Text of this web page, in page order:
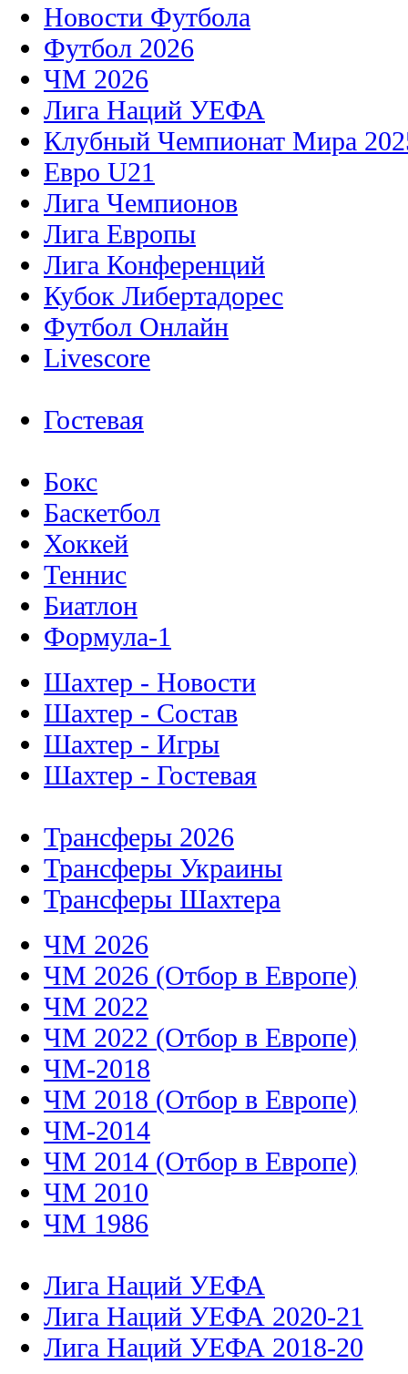
Новости Футбола
Футбол 2026
ЧМ 2026
Лига Наций УЕФА
Клубный Чемпионат Мира
Евро U21
Лига Чемпионов
Лига Европы
Лига Конференций
Кубок Либертадорес
Футбол Онлайн
Livescore
Гостевая
Бокс
Баскетбол
Хоккей
Теннис
Биатлон
Формула-1
Шахтер - Новости
Шахтер - Состав
Шахтер - Игры
Шахтер - Гостевая
Трансферы 2026
Трансферы Украины
Трансферы Шахтера
ЧМ 2026
ЧМ 2026 (Отбор в Европе)
ЧМ 2022
ЧМ 2022 (Отбор в Европе)
ЧМ-2018
ЧМ 2018 (Отбор в Европе)
ЧМ-2014
ЧМ 2014 (Отбор в Европе)
ЧМ 2010
ЧМ 1986
Лига Наций УЕФА
Лига Наций УЕФА 2020-21
Лига Наций УЕФА 2018-20